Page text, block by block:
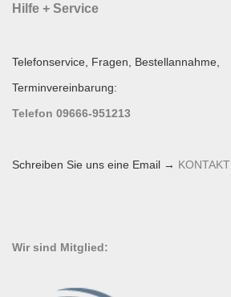
Hilfe + Service
Telefonservice, Fragen, Bestellannahme,
Terminvereinbarung:
Telefon 09666-951213
Schreiben Sie uns eine Email → KONTAKT
Wir sind Mitglied: